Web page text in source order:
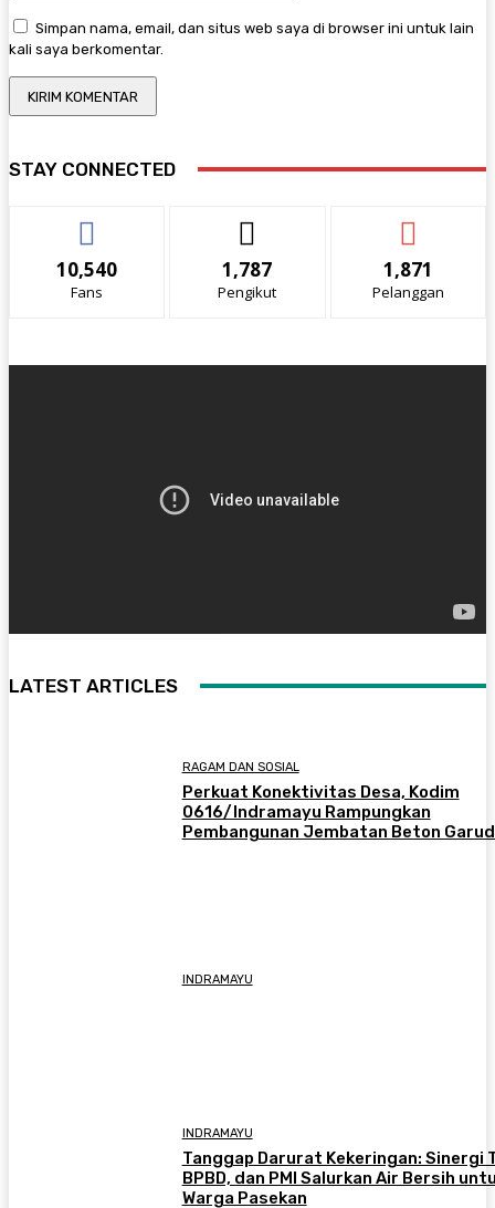
Simpan nama, email, dan situs web saya di browser ini untuk lain
kali saya berkomentar.
STAY CONNECTED
10,540
Fans
1,787
Pengikut
1,871
Pelanggan
LATEST ARTICLES
RAGAM DAN SOSIAL
​Perkuat Konektivitas Desa, Kodim
0616/Indramayu Rampungkan
Pembangunan Jembatan Beton
INDRAMAYU
INDRAMAYU
​Tanggap Darurat Kekeringan: Sinergi
BPBD, dan PMI Salurkan Air Bersih
Warga Pasekan